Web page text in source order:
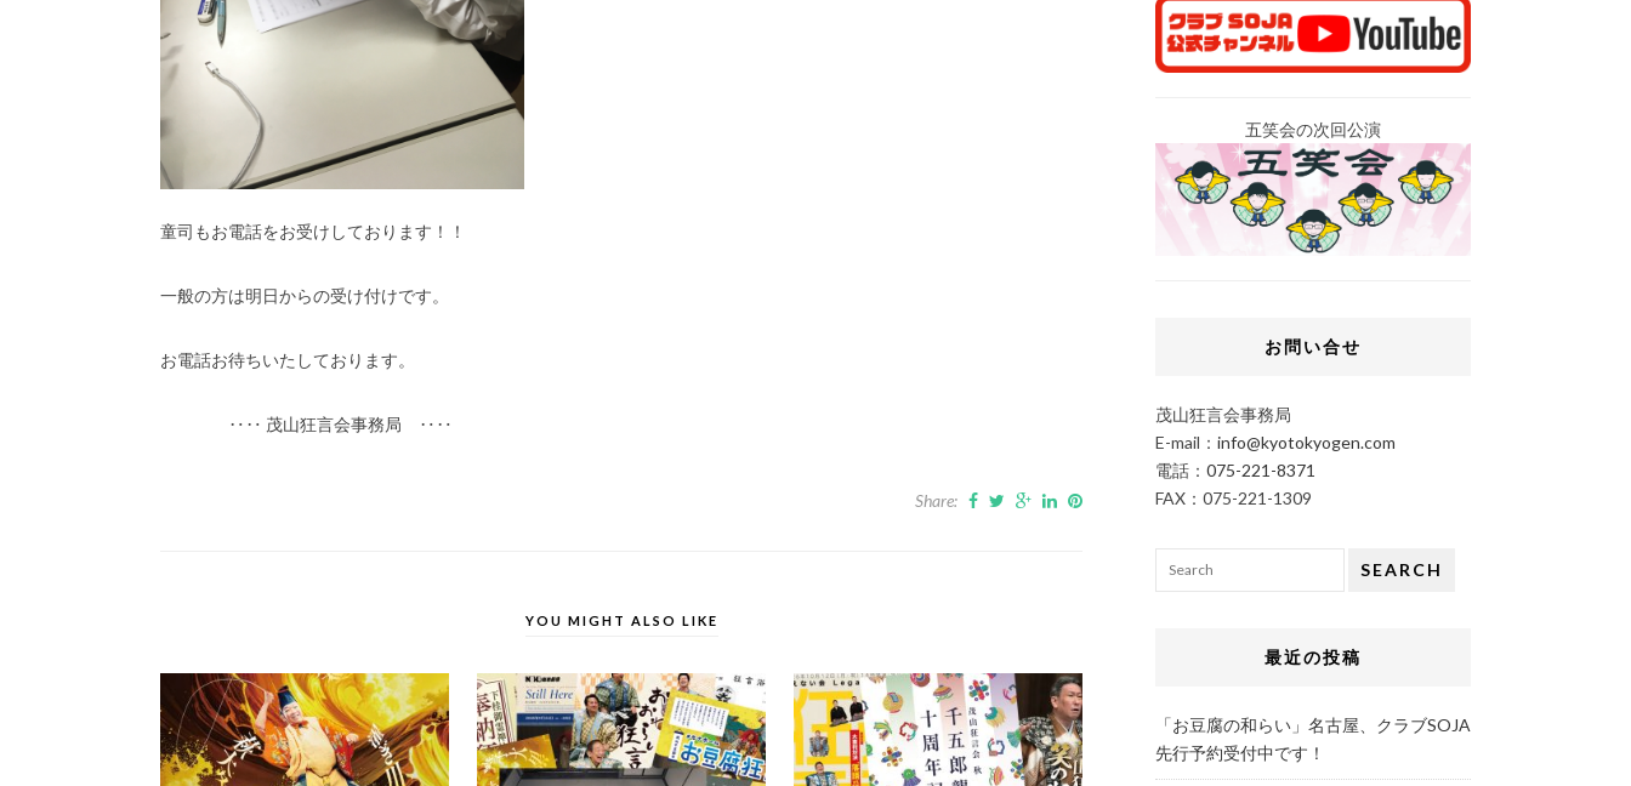
童司もお電話をお受けしております！！
一般の方は明日からの受け付けです。
お電話お待ちいたしております。
‥‥ 茂山狂言会事務局 ‥‥
Share:
YOU MIGHT ALSO LIKE
五笑会の次回公演
お問い合せ
茂山狂言会事務局
E-mail： info@kyotokyogen.com
電話： 075-221-8371
FAX：075-221-1309
SEARCH
最近の投稿
「お豆腐の和らい」名古屋、クラブSOJA
先行予約受付中です！